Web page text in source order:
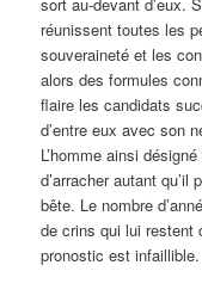
réunissent toutes les
souveraineté et les
alors des formules
flaire les candidats
d’entre eux avec son
L’homme ainsi
d’arracher autant
bête. Le nombre
de crins qui lui restent
pronostic est infaillible.